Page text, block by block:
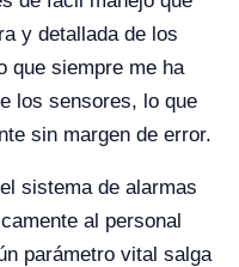
y detallada de los
que siempre me ha
los sensores, lo que
sin margen de error.
sistema de alarmas
al personal
parámetro vital salga